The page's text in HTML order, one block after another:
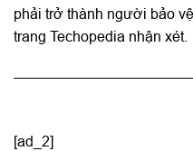
phải trở thành người bảo
trang Techopedia nhận xét.
[ad_2]